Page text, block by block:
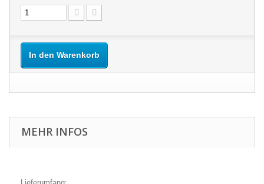
In den Warenkorb
MEHR INFOS